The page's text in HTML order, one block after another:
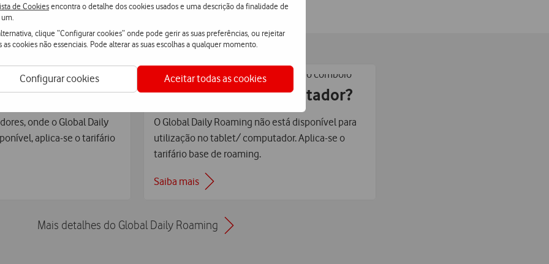
de Cookiesencontra o detalhe dos cookies usados e uma descrição da finalidade de
clique “Configurar cookies” onde pode gerir as suas preferências, ou rejeitar
as cookies não essenciais. Pode alterar as suas escolhas a qualquer momento.
Configurar cookies Aceitar todas as cookies
país?
onde o Global Daily
aplica-se o tarifário
E no tablet ou computador?
O Global Daily Roaming não está disponível para
utilização no tablet/ computador. Aplica-se o
tarifário base de roaming.
Saiba mais
Mais detalhes do Global Daily Roaming